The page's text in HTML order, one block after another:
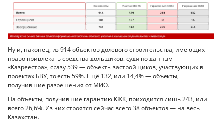
Ну и, наконец, из 914 объектов долевого строительства, имеющих
право привлекать средства дольщиков, судя по данным
«Казреестра», сразу 539 — объекты застройщиков, участвующих в
проектах БВУ, то есть 59%. Ещё 132, или 14,4% — объекты,
получившие разрешения от МИО.
На объекты, получившие гарантию КЖК, приходится лишь 243, или
всего 26,6%. Из них строятся сейчас всего 38 объектов — на весь
Казахстан.